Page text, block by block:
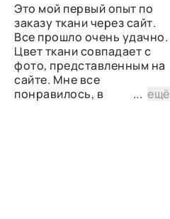
Это мой первый опыт по
заказу ткани через сайт.
Все прошло очень удачно.
Цвет ткани совпадает с
фото, представленным на
сайте. Мне все
понравилось, в
...ещё